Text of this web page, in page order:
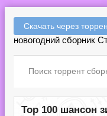
Скачать через
новогодний сборник
Top 100 шансон